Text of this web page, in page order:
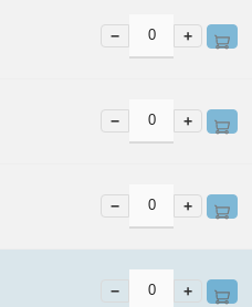
− +
− +
− +
− +